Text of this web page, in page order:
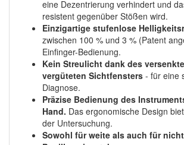
eine Dezentrierung verhindert und
resistent gegenüber Stößen wird.
Einzigartige stufenlose
zwischen 100 % und 3 % (Patent
Einfinger-Bedienung.
Kein Streulicht dank des
vergüteten Sichtfensters - für eine
Diagnose.
Präzise Bedienung des
Hand. Das ergonomische Design
der Untersuchung.
Sowohl für weite als auch für